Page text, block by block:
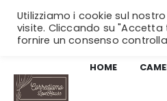
HOME
Utilizziamo i cookie sul
visite. Cliccando su "Accetta
fornire un consenso